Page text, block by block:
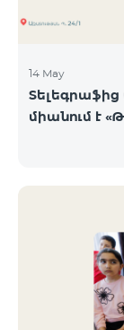
14 May
միանում է